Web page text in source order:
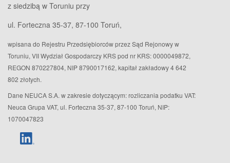
z siedzibą w Toruniu przy
ul. Forteczna 35-37, 87-100 Toruń,
wpisana do Rejestru Przedsiębiorców przez Sąd Rejonowy w
Toruniu, VII Wydział Gospodarczy KRS pod nr KRS: 0000049872,
REGON 870227804, NIP 8790017162, kapitał zakładowy 4 642
802 złotych.
Dane NEUCA S.A. w zakresie dotyczącym: rozliczania podatku VAT:
Neuca Grupa VAT, ul. Forteczna 35-37, 87-100 Toruń, NIP:
1070047823